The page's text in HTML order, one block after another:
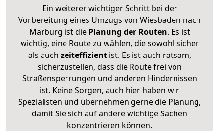
Ein weiterer wichtiger Schritt bei der
Vorbereitung eines Umzugs von Wiesbaden nach
Marburg ist diePlanung der Routen. Es ist
wichtig, eine Route zu wählen, die sowohl sicher
als auch zeiteffizientist. Es ist auch ratsam,
sicherzustellen, dass die Route frei von
Straßensperrungen und anderen Hindernissen
ist. Keine Sorgen, auch hier haben wir
Spezialisten und übernehmen gerne die Planung,
damit Sie sich auf andere wichtige Sachen
konzentrieren können.